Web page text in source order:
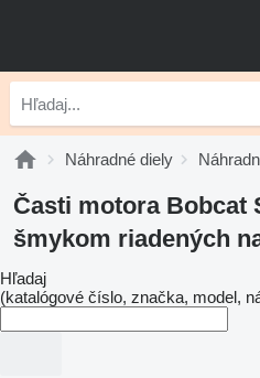
Náhradné diely
Časti motora Bobcat
šmykom riadených
Hľadaj
(katalógové číslo, značka, model,